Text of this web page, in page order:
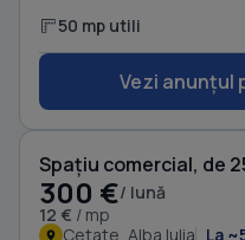
50 mp utili
Vezi anunțul
Spațiu comercial, de
300 €/ lună
12 € / mp
Cetate, Alba Iulia La